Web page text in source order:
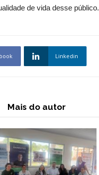
de vida desse público.
Linkedin
Mais do autor